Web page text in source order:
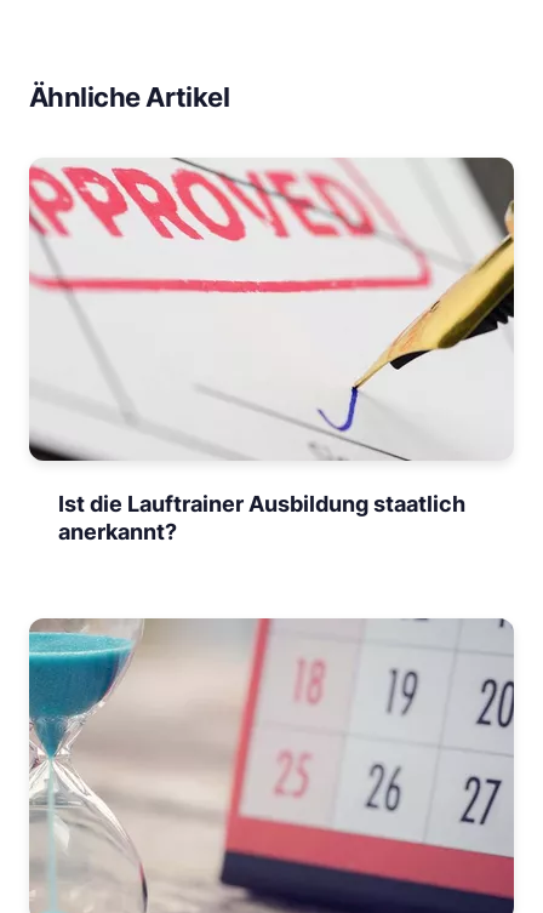
Ähnliche Artikel
Ist die Lauftrainer Ausbildung staatlich
anerkannt?